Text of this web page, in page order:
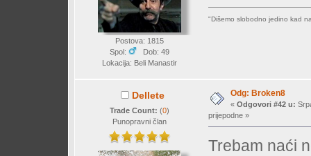
Postova: 1815
Spol:
Dob: 49
Lokacija: Beli Manastir
"Dišemo slobodno jedino kad
Dellete
Trade Count: (0)
Punopravni član
Odg: Broken8
« Odgovori #42 u:
prijepodne »
Trebam naći